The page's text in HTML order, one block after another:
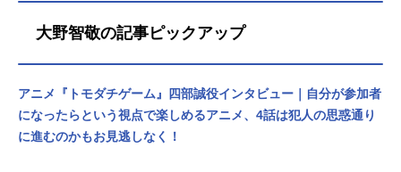
大野智敬の記事ピックアップ
アニメ『トモダチゲーム』四部誠役インタビュー｜自分が参加者
になったらという視点で楽しめるアニメ、4話は犯人の思惑通り
に進むのかもお見逃しなく！